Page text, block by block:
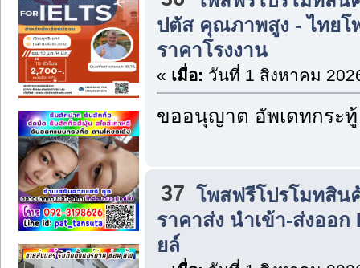
ปตัส คุณภาพสูง - ไทยโ
ราคาโรงงาน
« เมื่อ: วันที่ 1 สิงหาคม
ขออนุญาต อัพเดทกระทู้
37 โพสฟรีโปรโมทสิน
ราคาส่ง นำเข้า-ส่งออ
ยล์